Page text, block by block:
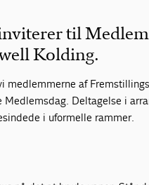
til
Kolding.
medlemmerne af
Deltagelse i
i uformelle rammer.